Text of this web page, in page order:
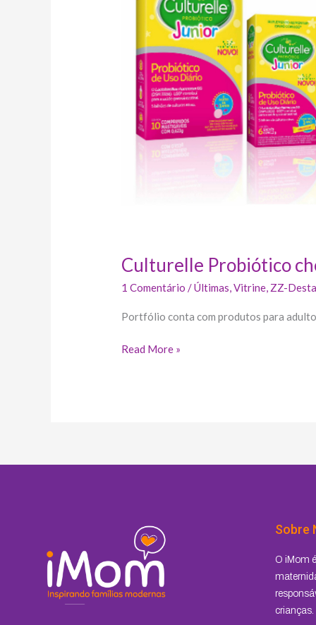
Culturelle Probiótico
1 Comentário /Últimas,Vitrine, ZZ-
Portfólio conta com produtos para
brasileiro
Read More »
Sobre
O iMom
crianças.